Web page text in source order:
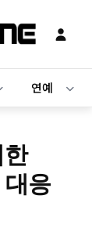
연예
대응